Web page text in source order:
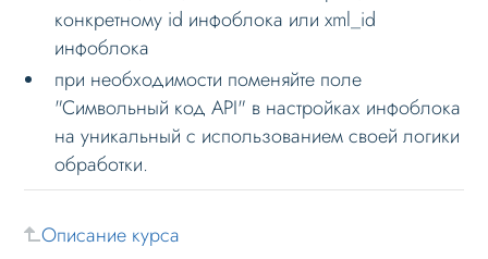
Блоки / секции сайта
Личный кабинет
Формы и коммуникации
SEO и оптимизация
Лендинги и посадочные страницы
Веб-разработчикам
конкретному id инфоблока или xml_id
инфоблока
при необходимости поменяйте поле
"Символьный код API" в настройках инфоблока
на уникальный с использованием своей логики
обработки.
Описание курса